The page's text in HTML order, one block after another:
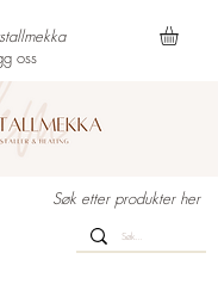
oss
Søk etter produkter her